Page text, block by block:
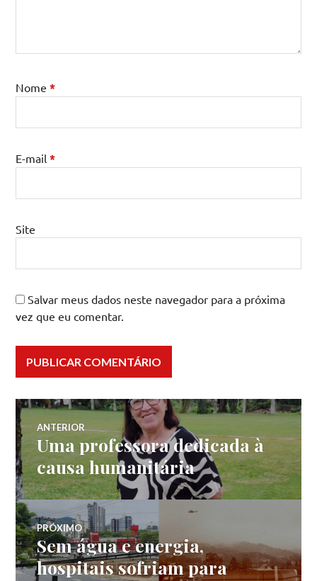
Nome*
E-mail*
Site
Salvar meus dados neste navegador para a próxima
vez que eu comentar.
Navegação
de
Post
ANTERIOR
Post
anterior:
Uma professora dedicada à
causa humanitária
PRÓXIMO
Próximo
post:
Sem água e energia,
hospitais sofriam para